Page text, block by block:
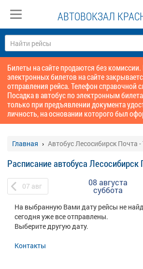
АВТОВОКЗАЛ
Билеты на сайте продаются без
электронных билетов на сайте
отправления рейса. Телефон справочной
Посадка в автобус по электронным
только при предъявлении документа
личность, на основании которого был
Главная Автобус Лесосибирск Почта -
Расписание автобуса Лесосибирск
07 авг 08 августа
суббота
На выбранную Вами дату рейсы не
сегодня уже все отправлены.
Выберите другую дату.
Контакты